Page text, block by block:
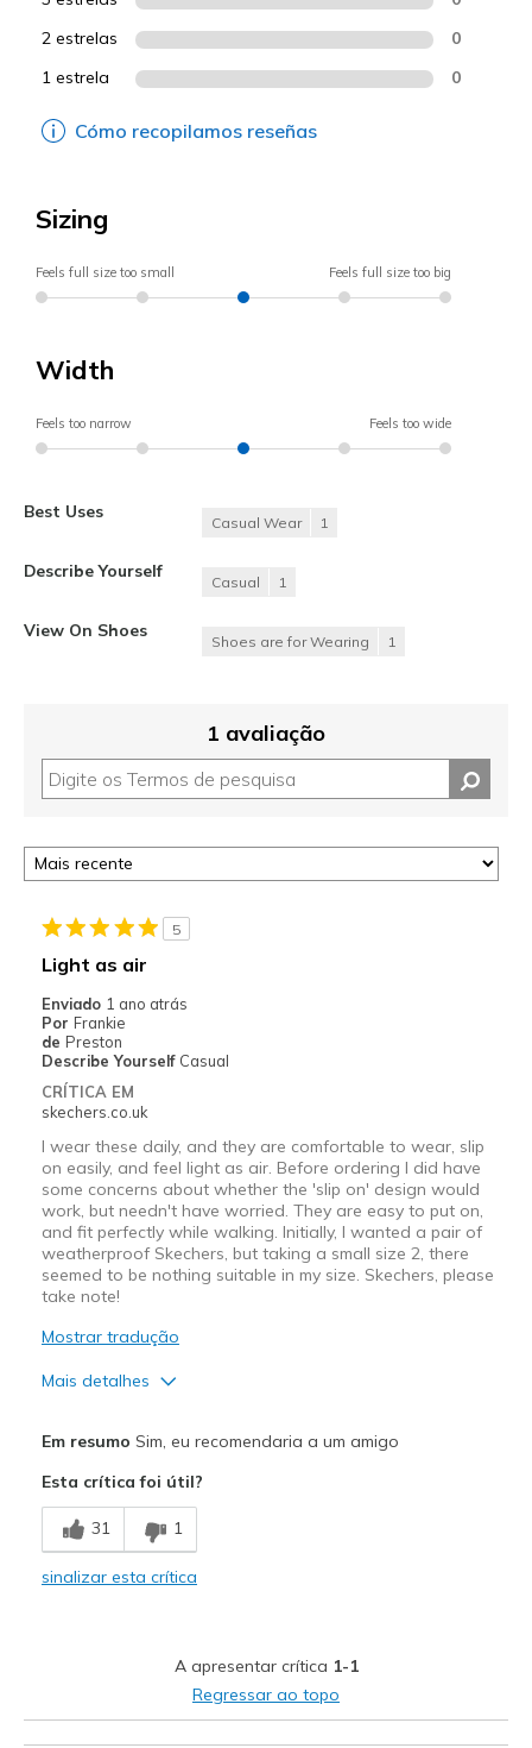
2 estrelas 0
1 estrela 0
Cómo recopilamos reseñas
Sizing
Feels full size too small Feels full size too big
Width
Feels too narrow Feels too wide
Best Uses
Casual Wear 1
Describe Yourself
Casual 1
View On Shoes
Shoes are for Wearing 1
1 avaliação
5
Light as air
Enviado 1 ano atrás
Por Frankie
de Preston
Describe Yourself Casual
CRÍTICA EM
skechers.co.uk
I wear these daily, and they are comfortable to wear, slip
on easily, and feel light as air. Before ordering I did have
some concerns about whether the 'slip on' design would
work, but needn't have worried. They are easy to put on,
and fit perfectly while walking. Initially, I wanted a pair of
weatherproof Skechers, but taking a small size 2, there
seemed to be nothing suitable in my size. Skechers, please
take note!
Mostrar tradução
Mais detalhes
Durable
Melhores utilizações
Casual Wear
Feels true to size
Shoes are for Wearing
Em resumo Sim, eu recomendaria a um amigo
Esta crítica foi útil?
31 1
sinalizar esta crítica
A apresentar crítica 1-1
Regressar ao topo